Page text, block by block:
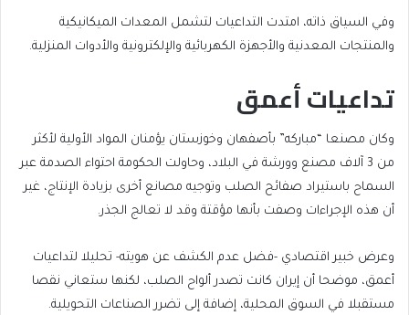
وفي السياق ذاته، امتدت التداعيات لتشمل المعدات الميكانيكية
والمنتجات المعدنية والأجهزة الكهربائية والإلكترونية والأدوات المنزلية.
تداعيات أعمق
وكان مصنعا “مباركه” بأصفهان وخوزستان يؤمنان المواد الأولية لأكثر
من 3 آلاف مصنع وورشة في البلاد، وحاولت الحكومة احتواء الصدمة عبر
السماح باستيراد صفائح الصلب وتوجيه مصانع أخرى بزيادة الإنتاج، غير
أن هذه الإجراءات وصفت بأنها مؤقتة وقد لا تعالج الجذر.
وعرض خبير اقتصادي -فضل عدم الكشف عن هويته- تحليلا لتداعيات
أعمق، موضحا أن إيران كانت تصدر ألواح الصلب، لكنها ستعاني نقصا
مستقبلا في السوق المحلية، إضافة إلى تضرر الصناعات التحويلية.